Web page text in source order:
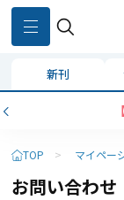
新刊
TOP > マイペー
お問い合わせ